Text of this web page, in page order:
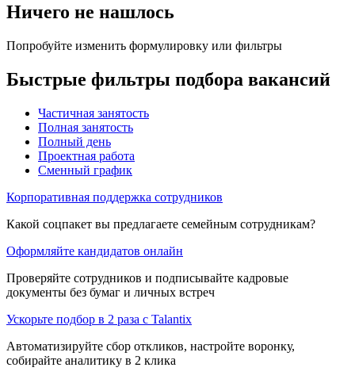
Ничего не нашлось
Попробуйте изменить формулировку или фильтры
Быстрые фильтры подбора вакансий
Частичная занятость
Полная занятость
Полный день
Проектная работа
Сменный график
Корпоративная поддержка сотрудников
Какой соцпакет вы предлагаете семейным сотрудникам?
Оформляйте кандидатов онлайн
Проверяйте сотрудников и подписывайте кадровые
документы без бумаг и личных встреч
Ускорьте подбор в 2 раза с Talantix
Автоматизируйте сбор откликов, настройте воронку,
собирайте аналитику в 2 клика